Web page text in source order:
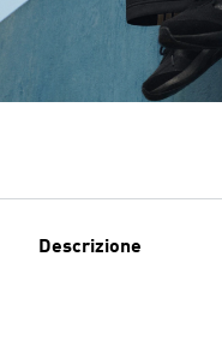
Descrizione